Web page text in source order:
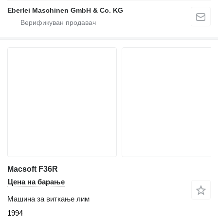
Eberlei Maschinen GmbH & Co. KG
Macsoft F36R
Цена на барање
Машина за виткање лим
1994